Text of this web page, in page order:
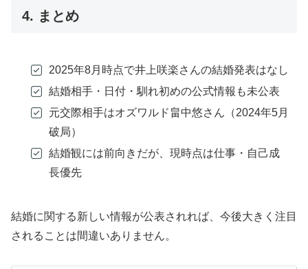
4. まとめ
2025年8月時点で井上咲楽さんの結婚発表はなし
結婚相手・日付・馴れ初めの公式情報も未公表
元交際相手はオズワルド畠中悠さん（2024年5月
破局）
結婚観には前向きだが、現時点は仕事・自己成
長優先
結婚に関する新しい情報が公表されれば、今後大きく注目
されることは間違いありません。